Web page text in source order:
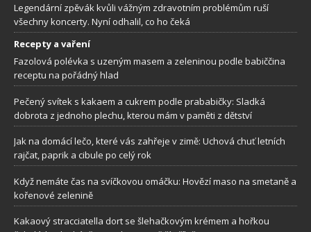
Legendární zpěvák kvůli vážným zdravotním problémům ruší
všechny koncerty. Nyní odhalil, co ho čeká
Recepty a vaření
Fazolová polévka s uzeným masem a zeleninou podle babiččina
receptu na pořádný hlad
Pečený svítek s kakaem a cukrem podle prababičky: Sladká
dobrota z jednoho plechu, kterou mám v paměti z dětství
Jak na domácí lečo, které vás zahřeje v zimě: Uchová chuť letních
rajčat, paprik a cibule po celý rok
Když nemáte čas na svíčkovou omáčku: Hovězí maso na smetaně a
kořenové zelenině
Kakaový stracciatella dort se šlehačkovým krémem a hořkou